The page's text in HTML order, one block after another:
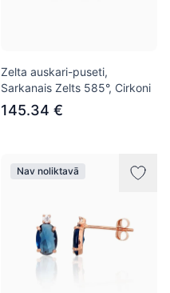
Zelta auskari-puseti,
Sarkanais Zelts 585°, Cirkoni
145.34 €
Nav noliktavā